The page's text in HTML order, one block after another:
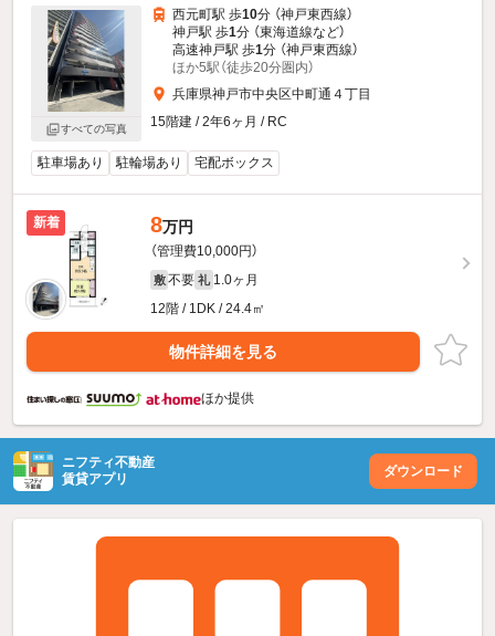
すべての写真
西元町駅 歩10分 （神戸東西線）
神戸駅 歩1分 （東海道線など）
高速神戸駅 歩1分 （神戸東西線）
ほか5駅（徒歩20分圏内）
兵庫県神戸市中央区中町通４丁目
15階建 / 2年6ヶ月 / RC
駐車場あり 駐輪場あり 宅配ボックス
新着 8万円
（管理費10,000円）
敷 不要 礼 1.0ヶ月
12階 / 1DK / 24.4㎡
物件詳細を見る
ほか提供
ニフティ不動産
賃貸アプリ
ダウンロード